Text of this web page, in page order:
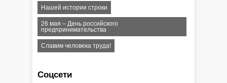
Нашей истории строки
26 мая – День российского
предпринимательства
Славим человека труда!
Соцсети